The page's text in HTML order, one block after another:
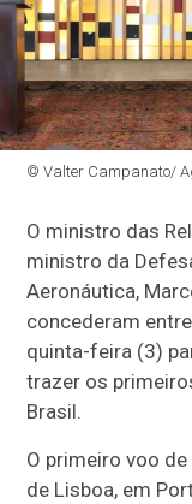
© Valter Campanato/
O ministro das
ministro da
Aeronáutica,
concederam
quinta-feira (3)
trazer os
Brasil.
O primeiro voo
de Lisboa, em